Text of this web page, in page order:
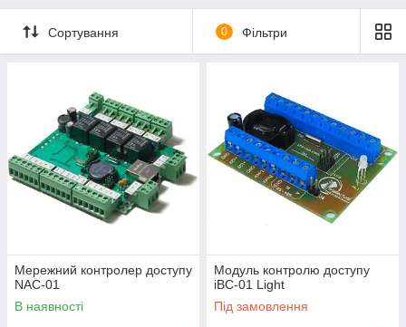
Сортування 0 Фільтри
Мережний контролер доступу
NAC-01
В наявності
Модуль контролю доступу
iBC-01 Light
Під замовлення